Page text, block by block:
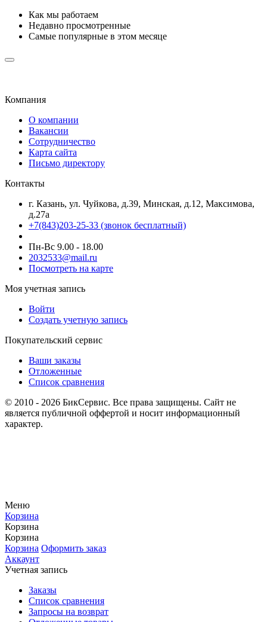
Как мы работаем
Недавно просмотренные
Самые популярные в этом месяце
Компания
О компании
Вакансии
Сотрудничество
Карта сайта
Письмо директору
Контакты
г. Казань, ул. Чуйкова, д.39, Минская, д.12, Максимова,
д.27а
+7(843)203-25-33 (звонок бесплатный)
Пн-Вс 9.00 - 18.00
2032533@mail.ru
Посмотреть на карте
Моя учетная запись
Войти
Создать учетную запись
Покупательский сервис
Ваши заказы
Отложенные
Список сравнения
© 2010 - 2026 БикСервис. Все права защищены. Сайт не
является публичной оффертой и носит информационный
характер.
Меню
Корзина
Корзина
Корзина
Корзина Оформить заказ
Аккаунт
Учетная запись
Заказы
Список сравнения
Запросы на возврат